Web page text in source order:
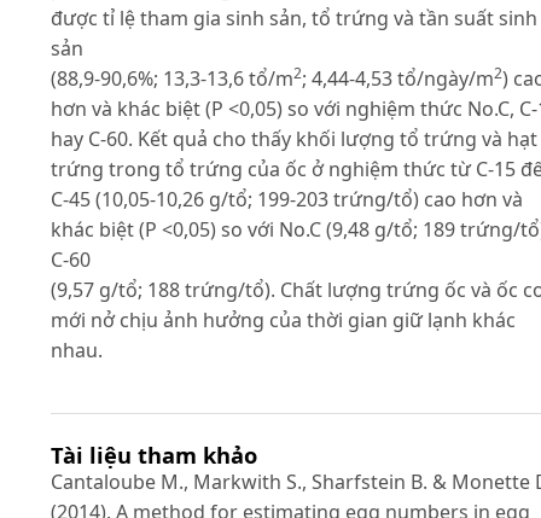
được tỉ lệ tham gia sinh sản, tổ trứng và tần suất sinh
sản
(88,9-90,6%; 13,3-13,6 tổ/m2; 4,44-4,53 tổ/ngày/m2)
hơn và khác biệt (P <0,05) so với nghiệm thức No.C,
hay C-60. Kết quả cho thấy khối lượng tổ trứng và hạt
trứng trong tổ trứng của ốc ở nghiệm thức từ C-15
C-45 (10,05-10,26 g/tổ; 199-203 trứng/tổ) cao hơn và
khác biệt (P <0,05) so với No.C (9,48 g/tổ; 189 trứng/
C-60
(9,57 g/tổ; 188 trứng/tổ). Chất lượng trứng ốc và ốc
mới nở chịu ảnh hưởng của thời gian giữ lạnh khác
nhau.
Tài liệu tham khảo
Cantaloube M., Markwith S., Sharfstein B. & Monette
(2014). A method for estimating egg numbers in egg